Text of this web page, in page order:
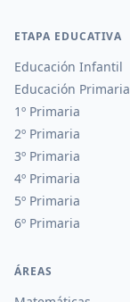
ETAPA EDUCATIVA
Educación Infantil
Educación Primaria
1º Primaria
2º Primaria
3º Primaria
4º Primaria
5º Primaria
6º Primaria
ÁREAS